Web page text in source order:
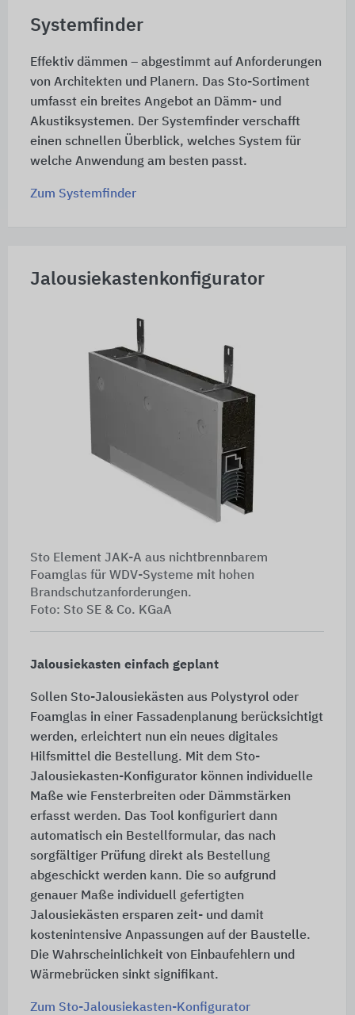
Systemfinder
Effektiv dämmen – abgestimmt auf Anforderungen
von Architekten und Planern. Das Sto-Sortiment
umfasst ein breites Angebot an Dämm- und
Akustiksystemen. Der Systemfinder verschafft
einen schnellen Überblick, welches System für
welche Anwendung am besten passt.
Zum Systemfinder
Jalousiekastenkonfigurator
Sto Element JAK-A aus nichtbrennbarem
Foamglas für WDV-Systeme mit hohen
Brandschutzanforderungen.
Foto: Sto SE & Co. KGaA
Jalousiekasten einfach geplant
Sollen Sto-Jalousiekästen aus Polystyrol oder
Foamglas in einer Fassadenplanung berücksichtigt
werden, erleichtert nun ein neues digitales
Hilfsmittel die Bestellung. Mit dem Sto-
Jalousiekasten-Konfigurator können individuelle
Maße wie Fensterbreiten oder Dämmstärken
erfasst werden. Das Tool konfiguriert dann
automatisch ein Bestellformular, das nach
sorgfältiger Prüfung direkt als Bestellung
abgeschickt werden kann. Die so aufgrund
genauer Maße individuell gefertigten
Jalousiekästen ersparen zeit- und damit
kostenintensive Anpassungen auf der Baustelle.
Die Wahrscheinlichkeit von Einbaufehlern und
Wärmebrücken sinkt signifikant.
Zum Sto-Jalousiekasten-Konfigurator